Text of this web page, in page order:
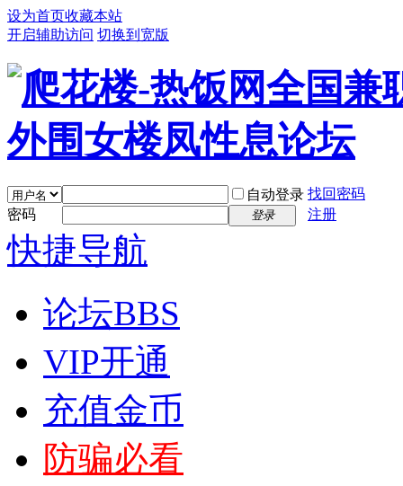
设为首页收藏本站
开启辅助访问 切换到宽版
自动登录 找回密码
密码
登录 注册
快捷导航
论坛BBS
VIP开通
充值金币
防骗必看